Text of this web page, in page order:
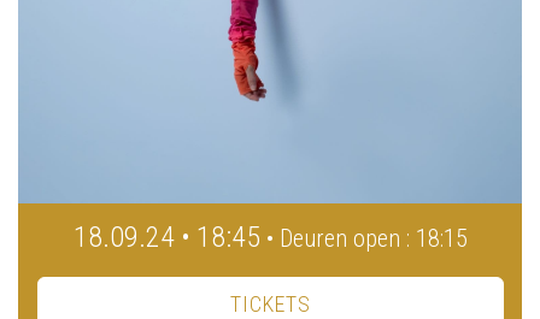
18.09.24 • 18:45 • Deuren open : 18:15
TICKETS